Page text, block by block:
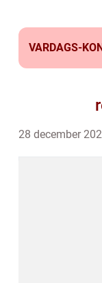
VARDAGS-
28 december